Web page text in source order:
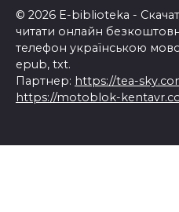
© 2026 E-biblioteka -
читати онлайн
телефон українською
epub, txt.
Партнер: https://tea-
https://motoblok-